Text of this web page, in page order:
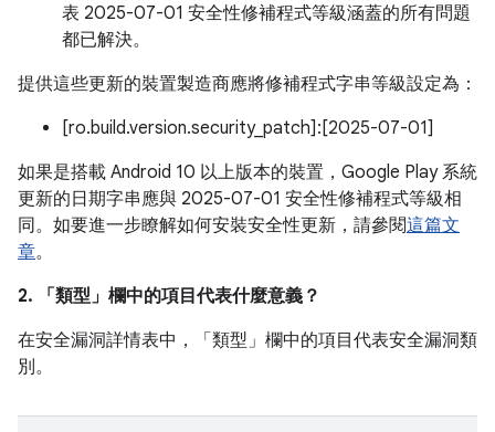
表 2025-07-01 安全性修補程式等級涵蓋的所有問題
都已解決。
提供這些更新的裝置製造商應將修補程式字串等級設定為：
[ro.build.version.security_patch]:[2025-07-01]
如果是搭載 Android 10 以上版本的裝置，Google Play 系統
更新的日期字串應與 2025-07-01 安全性修補程式等級相
同。如要進一步瞭解如何安裝安全性更新，請參閱這篇文
章。
2. 「類型」 欄中的項目代表什麼意義？
在安全漏洞詳情表中，「類型」 欄中的項目代表安全漏洞類
別。